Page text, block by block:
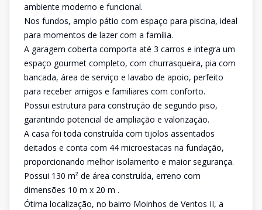
ambiente moderno e funcional.
Nos fundos, amplo pátio com espaço para piscina, ideal
para momentos de lazer com a família.
A garagem coberta comporta até 3 carros e integra um
espaço gourmet completo, com churrasqueira, pia com
bancada, área de serviço e lavabo de apoio, perfeito
para receber amigos e familiares com conforto.
Possui estrutura para construção de segundo piso,
garantindo potencial de ampliação e valorização.
A casa foi toda construída com tijolos assentados
deitados e conta com 44 microestacas na fundação,
proporcionando melhor isolamento e maior segurança.
Possui 130 m² de área construída, erreno com
dimensões 10 m x 20 m .
Ótima localização, no bairro Moinhos de Ventos II, a